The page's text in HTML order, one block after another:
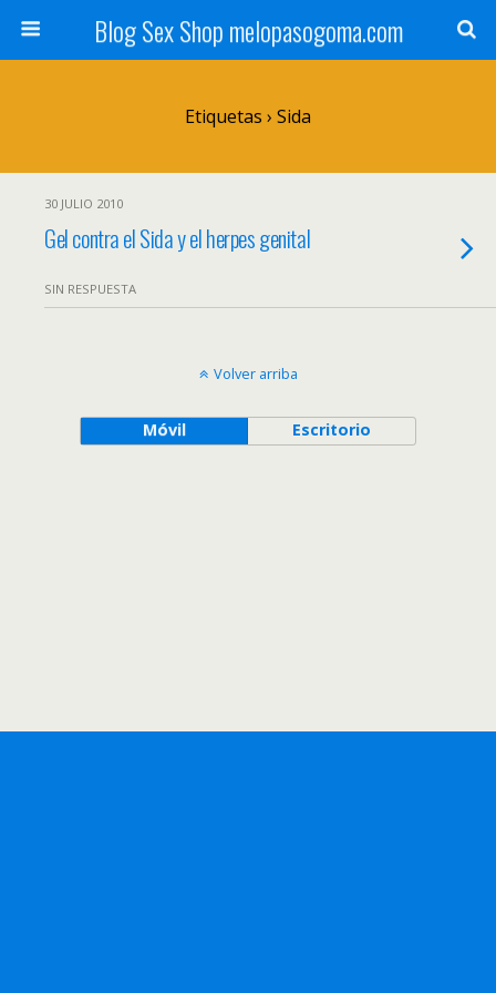
Blog Sex Shop melopasogoma.com
Etiquetas › Sida
30 JULIO 2010
Gel contra el Sida y el herpes genital
SIN RESPUESTA
Volver arriba
Móvil Escritorio